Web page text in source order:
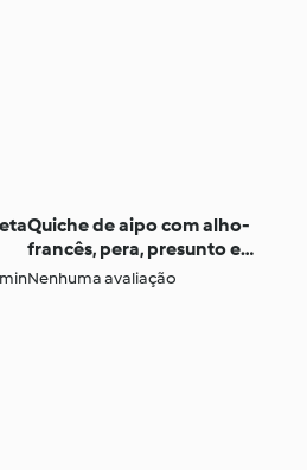
Quiche de aipo com alho-
francês, pera, presunto e
feta
Nenhuma avaliação